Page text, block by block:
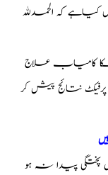
کہ الحمدلله
کامیاب علاج
نتائج پیش کر
پختگی پیدا نہ ہو